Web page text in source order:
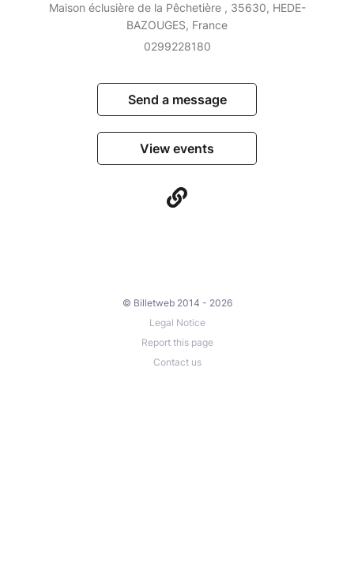
Maison éclusière de la Pêchetière , 35630, HEDE-
BAZOUGES, France
0299228180
Send a message
View events
© Billetweb 2014 - 2026
Legal Notice
Report this page
Contact us